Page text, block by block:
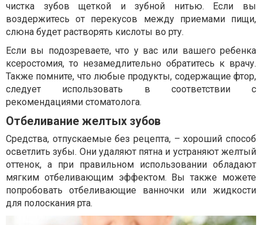
чистка зубов щеткой и зубной нитью. Если вы
воздержитесь от перекусов между приемами пищи,
слюна будет растворять кислоты во рту.
Если вы подозреваете, что у вас или вашего ребенка
ксеростомия, то незамедлительно обратитесь к врачу.
Также помните, что любые продукты, содержащие фтор,
следует использовать в соответствии с
рекомендациями стоматолога.
Отбеливание желтых зубов
Средства, отпускаемые без рецепта, – хороший способ
осветлить зубы. Они удаляют пятна и устраняют желтый
оттенок, а при правильном использовании обладают
мягким отбеливающим эффектом. Вы также можете
попробовать отбеливающие ванночки или жидкости
для полоскания рта.